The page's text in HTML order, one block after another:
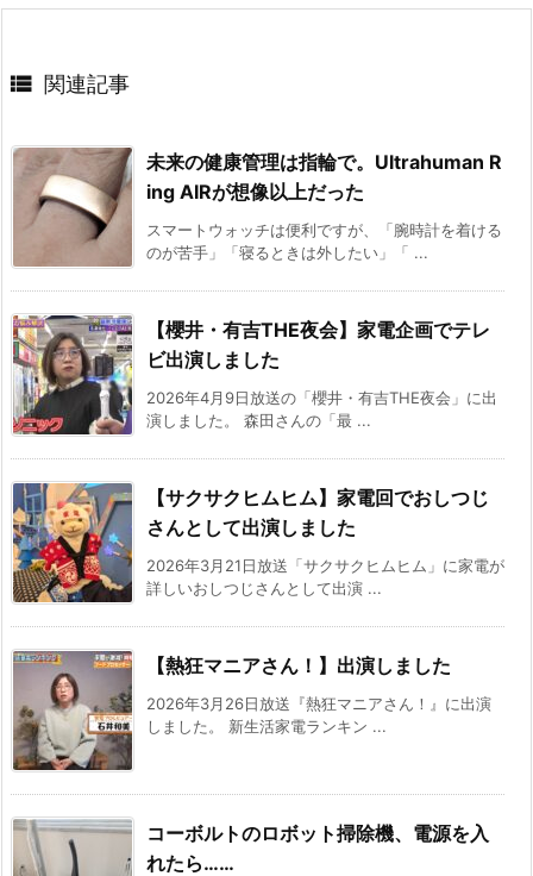
 関連記事
未来の健康管理は指輪で。Ultrahuman R
ing AIRが想像以上だった
スマートウォッチは便利ですが、「腕時計を着ける
のが苦手」「寝るときは外したい」「 ...
【櫻井・有吉THE夜会】家電企画でテレ
ビ出演しました
2026年4月9日放送の「櫻井・有吉THE夜会」に出
演しました。 森田さんの「最 ...
【サクサクヒムヒム】家電回でおしつじ
さんとして出演しました
2026年3月21日放送「サクサクヒムヒム」に家電が
詳しいおしつじさんとして出演 ...
【熱狂マニアさん！】出演しました
2026年3月26日放送『熱狂マニアさん！』に出演
しました。 新生活家電ランキン ...
コーボルトのロボット掃除機、電源を入
れたら……